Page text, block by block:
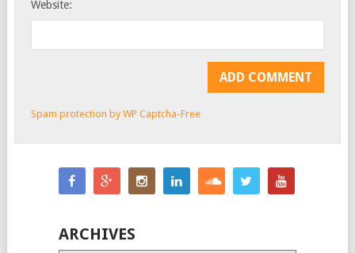
Website:
Spam protection by WP Captcha-Free
ARCHIVES